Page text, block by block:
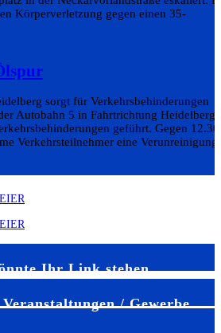
Körperverletzung gegen einen 35-
sorgt für Verkehrsbehinderungen
Autobahn 5 in Fahrtrichtung Heidelberg
geführt. Gegen 12.30
Verkehrsteilnehmer eine Verunreinigung
Ihr Link stehen
/ Gewerbe